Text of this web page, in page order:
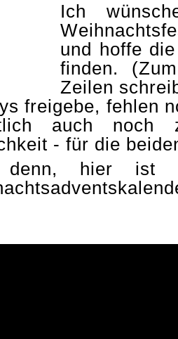
Ich
und hoffe
finden.
Zeilen
freigebe, fehlen
auch noch
- für die
denn, hier ist